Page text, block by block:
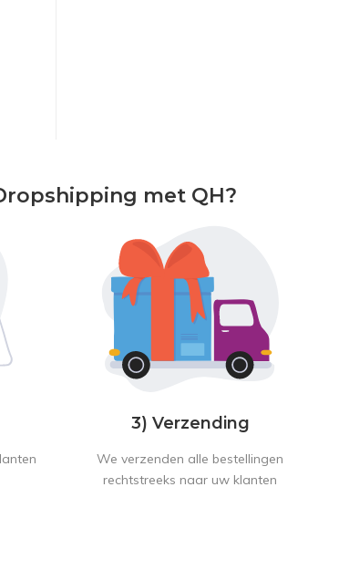
met QH?
3) Verzending
We verzenden alle bestellingen
rechtstreeks naar uw klanten